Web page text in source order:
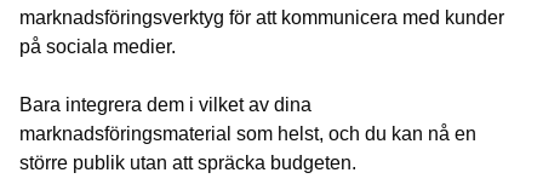
marknadsföringsverktyg för att kommunicera med kunder
på sociala medier.
Bara integrera dem i vilket av dina
marknadsföringsmaterial som helst, och du kan nå en
större publik utan att spräcka budgeten.